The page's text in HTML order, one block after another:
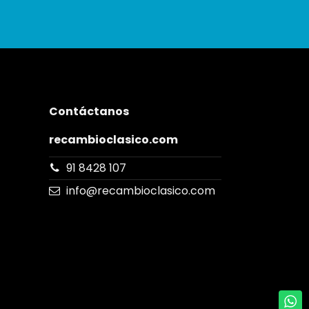
Contáctanos
recambioclasico.com
91 8428 107
info@recambioclasico.com